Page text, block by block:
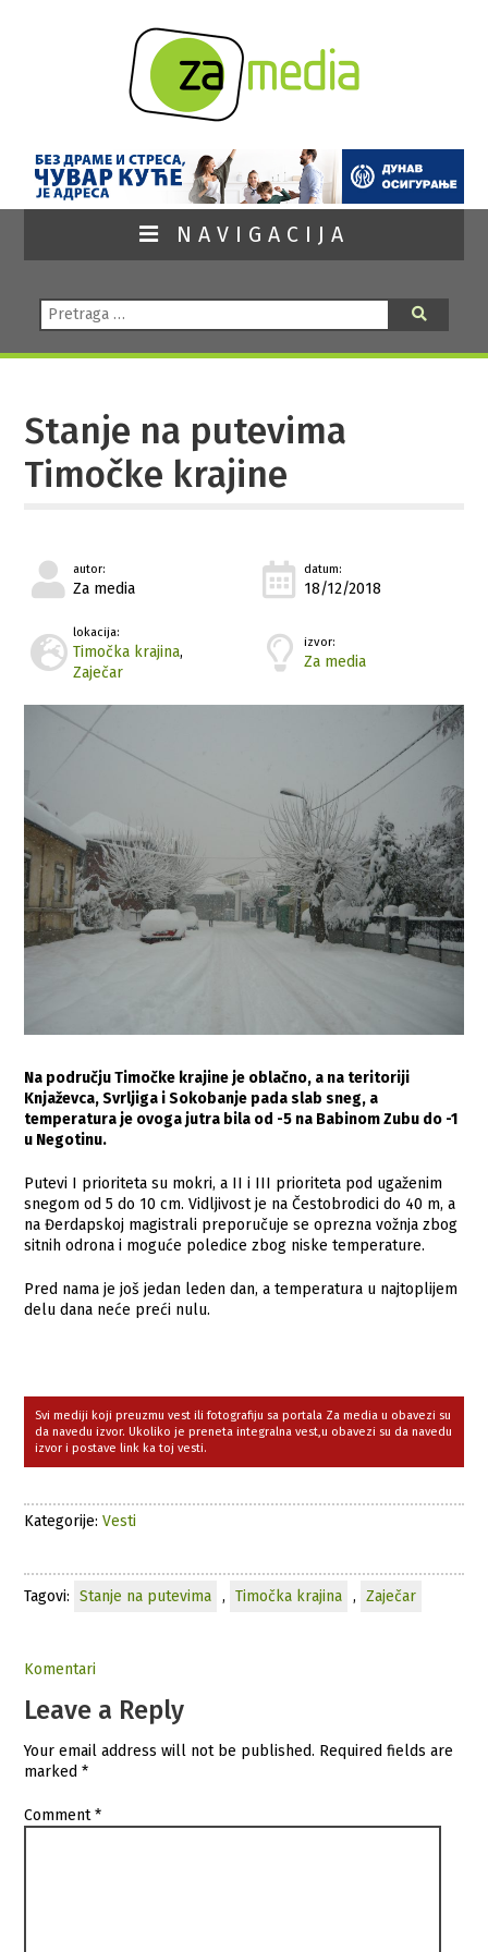
NAVIGACIJA
Pretraga:
Stanje na putevima
Timočke krajine
autor:
Za media
datum:
18/12/2018
lokacija:
Timočka krajina,
Zaječar
izvor:
Za media
Na području Timočke krajine je oblačno, a na teritoriji
Knjaževca, Svrljiga i Sokobanje pada slab sneg, a
temperatura je ovoga jutra bila od -5 na Babinom Zubu do -1
u Negotinu.
Putevi I prioriteta su mokri, a II i III prioriteta pod ugaženim
snegom od 5 do 10 cm. Vidljivost je na Čestobrodici do 40 m, a
na Đerdapskoj magistrali preporučuje se oprezna vožnja zbog
sitnih odrona i moguće poledice zbog niske temperature.
Pred nama je još jedan leden dan, a temperatura u najtoplijem
delu dana neće preći nulu.
Svi mediji koji preuzmu vest ili fotografiju sa portala Za media u obavezi su
da navedu izvor. Ukoliko je preneta integralna vest,u obavezi su da navedu
izvor i postave link ka toj vesti.
Kategorije:Vesti
Tagovi: Stanje na putevima , Timočka krajina , Zaječar
Komentari
Leave a Reply
Your email address will not be published. Required fields are
marked*
Comment*